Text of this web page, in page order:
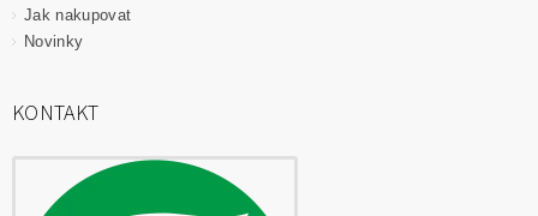
Jak nakupovat
Novinky
KONTAKT